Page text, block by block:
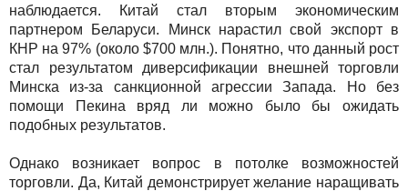
наблюдается. Китай стал вторым экономическим
партнером Беларуси. Минск нарастил свой экспорт в
КНР на 97% (около $700 млн.). Понятно, что данный рост
стал результатом диверсификации внешней торговли
Минска из-за санкционной агрессии Запада. Но без
помощи Пекина вряд ли можно было бы ожидать
подобных результатов.
Однако возникает вопрос в потолке возможностей
торговли. Да, Китай демонстрирует желание наращивать